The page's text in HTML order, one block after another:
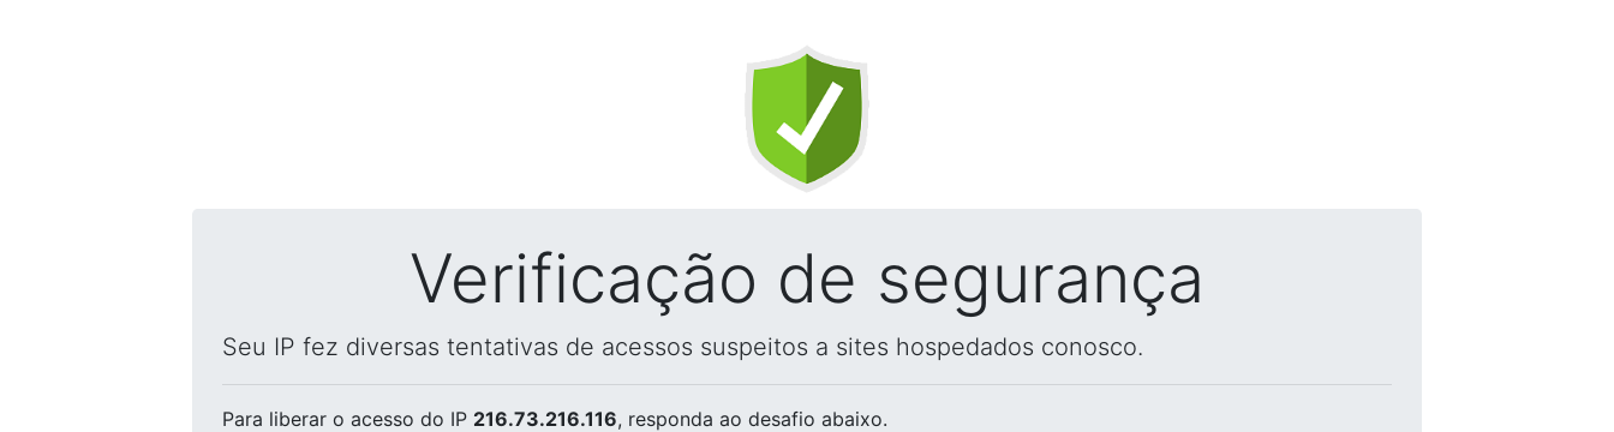
Verificação de segurança
Seu IP fez diversas tentativas de acessos suspeitos a sites hospedados conosco.
Para liberar o acesso do IP 216.73.216.116, responda ao desafio abaixo.